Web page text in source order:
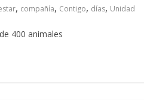
, compañía, Contigo, días, Unidad
400 animales